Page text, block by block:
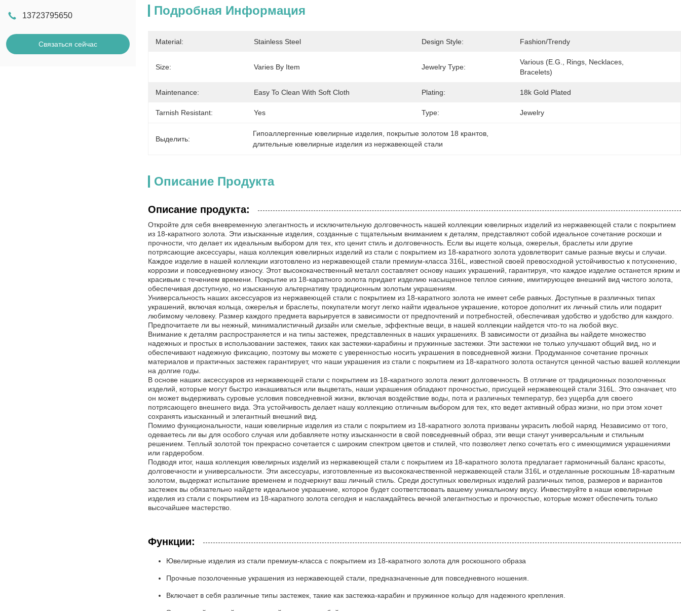
13723795650
Связаться сейчас
Подробная Информация
Material: Stainless Steel Design Style: Fashion/Trendy
Size: Varies By Item Jewelry Type:
Various (e.g., Rings, Necklaces,
Bracelets)
Maintenance: Easy To Clean With Soft Cloth Plating: 18k Gold Plated
Tarnish Resistant: Yes Type: Jewelry
Выделить:
Гипоаллергенные ювелирные изделия покрытые золотом 18 крантов
длительные ювелирные изделия из нержавеющей стали
Описание Продукта
Описание продукта:
Откройте для себя вневременную элегантность и исключительную долговечность нашей коллекции ювелирных изделий из нержавеющей стали с покрытием
из 18-каратного золота. Эти изысканные изделия, созданные с тщательным вниманием к деталям, представляют собой идеальное сочетание роскоши и
прочности, что делает их идеальным выбором для тех, кто ценит стиль и долговечность. Если вы ищете кольца, ожерелья, браслеты или другие
потрясающие аксессуары, наша коллекция ювелирных изделий из стали с покрытием из 18-каратного золота удовлетворит самые разные вкусы и случаи.
Каждое изделие в нашей коллекции изготовлено из нержавеющей стали премиум-класса 316L, известной своей превосходной устойчивостью к потускнению,
коррозии и повседневному износу. Этот высококачественный металл составляет основу наших украшений, гарантируя, что каждое изделие останется ярким и
красивым с течением времени. Покрытие из 18-каратного золота придает изделию насыщенное теплое сияние, имитирующее внешний вид чистого золота,
обеспечивая доступную, но изысканную альтернативу традиционным золотым украшениям.
Универсальность наших аксессуаров из нержавеющей стали с покрытием из 18-каратного золота не имеет себе равных. Доступные в различных типах
украшений, включая кольца, ожерелья и браслеты, покупатели могут легко найти идеальное украшение, которое дополнит их личный стиль или подарит
любимому человеку. Размер каждого предмета варьируется в зависимости от предпочтений и потребностей, обеспечивая удобство и удобство для каждого.
Предпочитаете ли вы нежный, минималистичный дизайн или смелые, эффектные вещи, в нашей коллекции найдется что-то на любой вкус.
Внимание к деталям распространяется и на типы застежек, представленных в наших украшениях. В зависимости от дизайна вы найдете множество
надежных и простых в использовании застежек, таких как застежки-карабины и пружинные застежки. Эти застежки не только улучшают общий вид, но и
обеспечивают надежную фиксацию, поэтому вы можете с уверенностью носить украшения в повседневной жизни. Продуманное сочетание прочных
материалов и практичных застежек гарантирует, что наши украшения из стали с покрытием из 18-каратного золота останутся ценной частью вашей коллекции
на долгие годы.
В основе наших аксессуаров из нержавеющей стали с покрытием из 18-каратного золота лежит долговечность. В отличие от традиционных позолоченных
изделий, которые могут быстро изнашиваться или выцветать, наши украшения обладают прочностью, присущей нержавеющей стали 316L. Это означает, что
он может выдерживать суровые условия повседневной жизни, включая воздействие воды, пота и различных температур, без ущерба для своего
потрясающего внешнего вида. Эта устойчивость делает нашу коллекцию отличным выбором для тех, кто ведет активный образ жизни, но при этом хочет
сохранять изысканный и элегантный внешний вид.
Помимо функциональности, наши ювелирные изделия из стали с покрытием из 18-каратного золота призваны украсить любой наряд. Независимо от того,
одеваетесь ли вы для особого случая или добавляете нотку изысканности в свой повседневный образ, эти вещи станут универсальным и стильным
решением. Теплый золотой тон прекрасно сочетается с широким спектром цветов и стилей, что позволяет легко сочетать его с имеющимися украшениями
или гардеробом.
Подводя итог, наша коллекция ювелирных изделий из нержавеющей стали с покрытием из 18-каратного золота предлагает гармоничный баланс красоты,
долговечности и универсальности. Эти аксессуары, изготовленные из высококачественной нержавеющей стали 316L и отделанные роскошным 18-каратным
золотом, выдержат испытание временем и подчеркнут ваш личный стиль. Среди доступных ювелирных изделий различных типов, размеров и вариантов
застежек вы обязательно найдете идеальное украшение, которое будет соответствовать вашему уникальному вкусу. Инвестируйте в наши ювелирные
изделия из стали с покрытием из 18-каратного золота сегодня и наслаждайтесь вечной элегантностью и прочностью, которые может обеспечить только
высочайшее мастерство.
Функции:
Ювелирные изделия из стали премиум-класса с покрытием из 18-каратного золота для роскошного образа
Прочные позолоченные украшения из нержавеющей стали, предназначенные для повседневного ношения.
Включает в себя различные типы застежек, такие как застежка-карабин и пружинное кольцо для надежного крепления.